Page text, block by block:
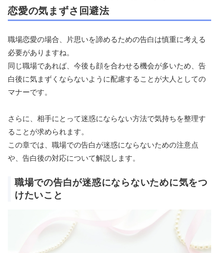
恋愛の気まずさ回避法
職場恋愛の場合、片思いを諦めるための告白は慎重に考える
必要がありますね。
同じ職場であれば、今後も顔を合わせる機会が多いため、告
白後に気まずくならないように配慮することが大人としての
マナーです。
さらに、相手にとって迷惑にならない方法で気持ちを整理す
ることが求められます。
この章では、職場での告白が迷惑にならないための注意点
や、告白後の対応について解説します。
職場での告白が迷惑にならないために気をつ
けたいこと